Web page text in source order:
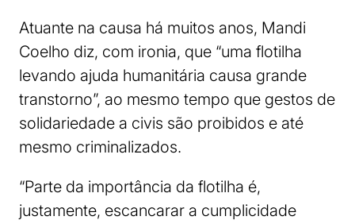
Atuante na causa há muitos anos, Mandi
Coelho diz, com ironia, que “uma flotilha
levando ajuda humanitária causa grande
transtorno”, ao mesmo tempo que gestos de
solidariedade a civis são proibidos e até
mesmo criminalizados.
“Parte da importância da flotilha é,
justamente, escancarar a cumplicidade